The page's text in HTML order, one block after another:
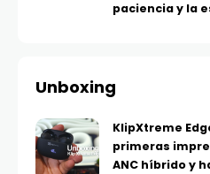
paciencia y la
Unboxing
KlipXtreme
primeras
ANC híbrido y